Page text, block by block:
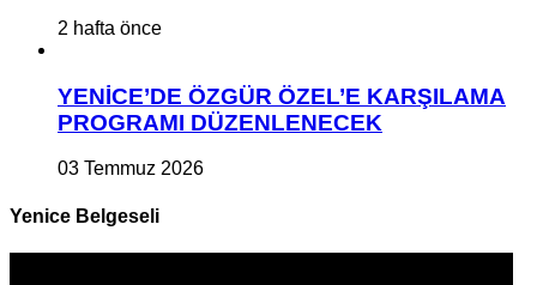
2 hafta önce
YENİCE’DE ÖZGÜR ÖZEL’E KARŞILAMA
PROGRAMI DÜZENLENECEK
03 Temmuz 2026
Yenice Belgeseli